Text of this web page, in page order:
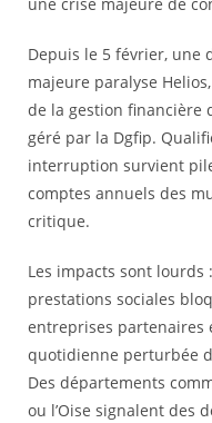
Depuis le 5 février, une
majeure paralyse
de la gestion financière
géré par la Dgfip.
interruption survient
comptes annuels des
critique.
Les impacts sont lourds
prestations sociales
entreprises partenaires
quotidienne perturbée
Des départements
ou l’Oise signalent des